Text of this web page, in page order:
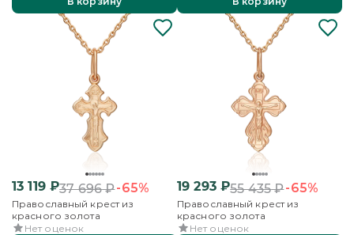
13 119₽37 696₽-65%
Православный крест из
красного золота
Нет оценок
19 293₽55 435₽-65%
Православный крест из
красного золота
Нет оценок